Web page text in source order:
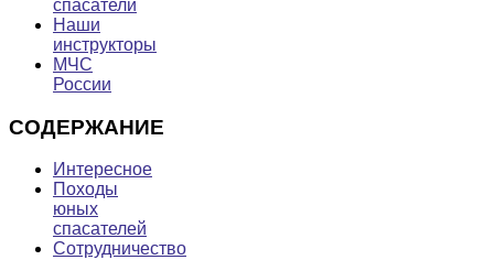
спасатели
Наши
инструкторы
МЧС
России
СОДЕРЖАНИЕ
Интересное
Походы
юных
спасателей
Сотрудничество